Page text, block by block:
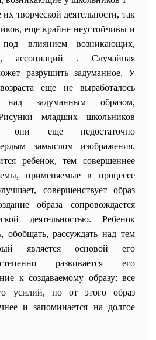
творческой деятельности, так
еще крайне неустойчивы и
под влиянием возникающих,
ассоциаций . Случайная
разрушить задуманное. У
еще не выработалось
над задуманным образом,
младших школьников
они еще недостаточно
замыслом изображения.
ребенок, тем совершеннее
применяемые в процессе
совершенствует образ
образа сопровождается
деятельностью. Ребенок
обобщать, рассуждать над тем
является основой его
развивается его
к создаваемому образу; все
усилий, но от этого образ
и запоминается на долгое